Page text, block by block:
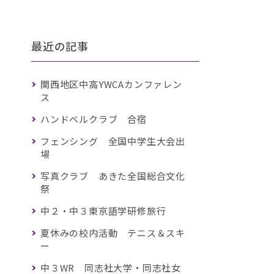
最近の記事
関西地区中高YWCAカンファレン
ス
ハンドベルクラブ 合宿
フェンシング 全国中学生大会出
場
写真クラブ あきた全国総合文化
祭
中２・中３東京語学研修旅行
夏休みの校内活動 テニス＆スキ
ー
中３WR 同志社大学・同志社女